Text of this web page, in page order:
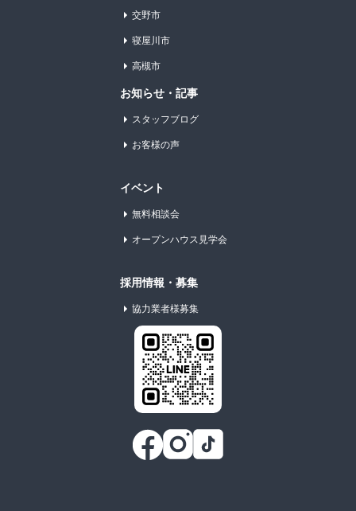
交野市
寝屋川市
高槻市
お知らせ・記事
スタッフブログ
お客様の声
イベント
無料相談会
オープンハウス見学会
採用情報・募集
協力業者様募集